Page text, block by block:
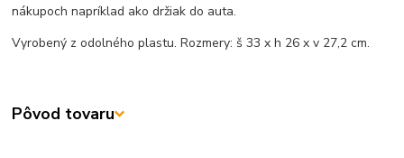
nákupoch napríklad ako držiak do auta.
Vyrobený z odolného plastu. Rozmery: š 33 x h 26 x v 27,2 cm.
Pôvod tovaru